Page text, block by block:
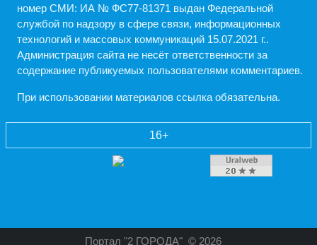
номер СМИ: ИА № ФС77-81371 выдан Федеральной
службой по надзору в сфере связи, информационных
технологий и массовых коммуникаций 15.07.2021 г..
Администрация cайта не несёт ответственности за
содержание публикуемых пользователями комментариев.
При использовании материалов ссылка обязательна.
16+
Портал "2 ГОРОДА" © 2026